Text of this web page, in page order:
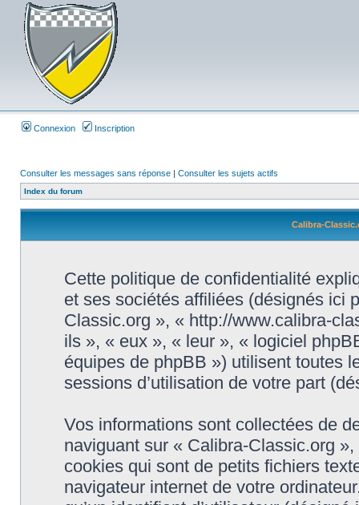
Connexion Inscription
Consulter les messages sans réponse | Consulter les sujets actifs
Index du forum
Calibra-
Cette politique de confidentialité
et ses sociétés affiliées (désignés ici
Classic.org », « http://www.calibra-
ils », « eux », « leur », « logiciel
équipes de phpBB ») utilisent toutes
sessions d’utilisation de votre part
Vos informations sont collectées de
naviguant sur « Calibra-Classic.org
cookies qui sont de petits fichiers
navigateur internet de votre